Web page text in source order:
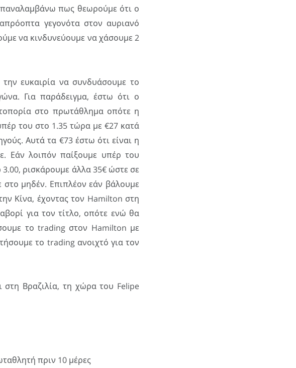
πως θεωρούμε ότι ο
γεγονότα στον αυριανό
να κινδυνεύουμε να χάσουμε 2
ευκαιρία να συνδυάσουμε το
Για παράδειγμα, έστω ότι ο
στο πρωτάθλημα οπότε η
του στο 1.35 τώρα με €27 κατά
Αυτά τα €73 έστω ότι είναι η
Εάν λοιπόν παίξουμε υπέρ του
ρισκάρουμε άλλα 35€ ώστε σε
μηδέν. Επιπλέον εάν βάλουμε
Κίνα, έχοντας τον Hamilton στη
για τον τίτλο, οπότε ενώ θα
το trading στον Hamilton με
το trading ανοιχτό για τον
στη Βραζιλία, τη χώρα του Felipe
πριν 10 μέρες